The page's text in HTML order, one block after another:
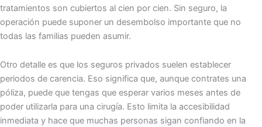
tratamientos son cubiertos al cien por cien. Sin seguro, la
operación puede suponer un desembolso importante que no
todas las familias pueden asumir.
Otro detalle es que los seguros privados suelen establecer
periodos de carencia. Eso significa que, aunque contrates una
póliza, puede que tengas que esperar varios meses antes de
poder utilizarla para una cirugía. Esto limita la accesibilidad
inmediata y hace que muchas personas sigan confiando en la